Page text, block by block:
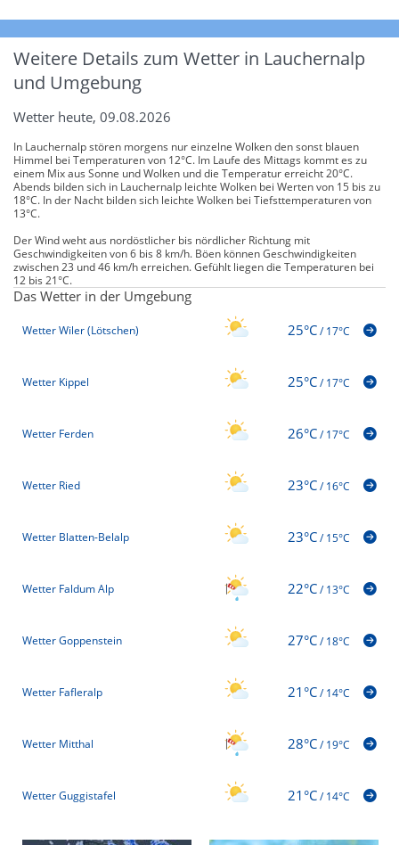
Weitere Details zum Wetter in Lauchernalp
und Umgebung
Wetter heute, 09.08.2026
In Lauchernalp stören morgens nur einzelne Wolken den sonst blauen
Himmel bei Temperaturen von 12°C. Im Laufe des Mittags kommt es zu
einem Mix aus Sonne und Wolken und die Temperatur erreicht 20°C.
Abends bilden sich in Lauchernalp leichte Wolken bei Werten von 15 bis zu
18°C. In der Nacht bilden sich leichte Wolken bei Tiefsttemperaturen von
13°C.
Der Wind weht aus nordöstlicher bis nördlicher Richtung mit
Geschwindigkeiten von 6 bis 8 km/h. Böen können Geschwindigkeiten
zwischen 23 und 46 km/h erreichen. Gefühlt liegen die Temperaturen bei
12 bis 21°C.
Das Wetter in der Umgebung
Wetter Wiler (Lötschen) 25°C/17°C
Wetter Kippel 25°C/17°C
Wetter Ferden 26°C/17°C
Wetter Ried 23°C/16°C
Wetter Blatten-Belalp 23°C/15°C
Wetter Faldum Alp 22°C/13°C
Wetter Goppenstein 27°C/18°C
Wetter Fafleralp 21°C/14°C
Wetter Mitthal 28°C/19°C
Wetter Guggistafel 21°C/14°C